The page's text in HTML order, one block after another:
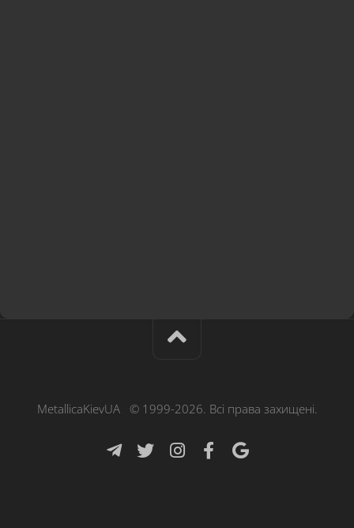
MetallicaKievUA © 1999-2026. Всі права захищені.